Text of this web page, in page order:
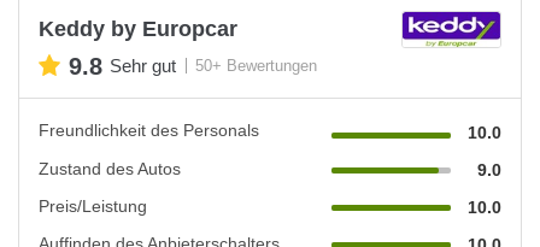
Keddy by Europcar
9.8 Sehr gut 50+ Bewertungen
Freundlichkeit des Personals
10.0
Zustand des Autos
9.0
Preis/Leistung
10.0